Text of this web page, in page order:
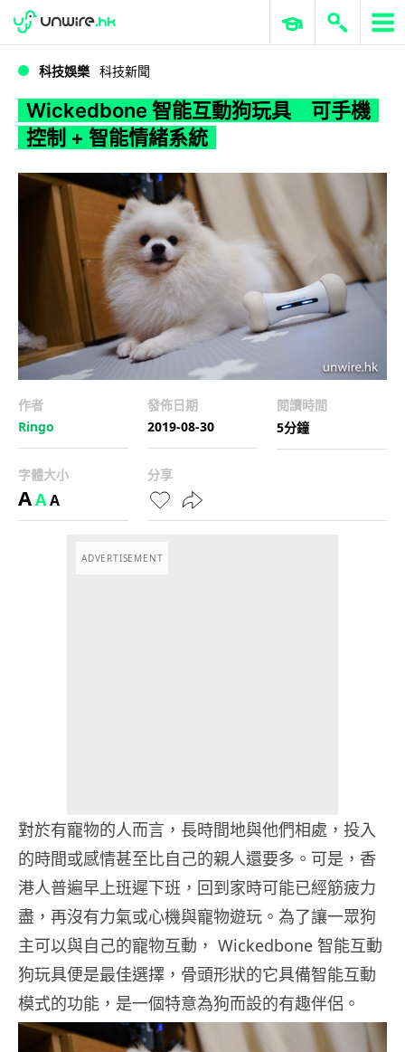
WWDC 2026 ERP 與商業 AI
科技娛樂 科技新聞
Wickedbone 智能互動狗玩具 可手機
控制 + 智能情緒系統
作者
Ringo
發佈日期
2019-08-30
閱讀時間
5分鐘
字體大小
AAA
分享
ADVERTISEMENT
對於有寵物的人而言，長時間地與他們相處，投入
的時間或感情甚至比自己的親人還要多。可是，香
港人普遍早上班遲下班，回到家時可能已經筋疲力
盡，再沒有力氣或心機與寵物遊玩。為了讓一眾狗
主可以與自己的寵物互動， Wickedbone 智能互動
狗玩具便是最佳選擇，骨頭形狀的它具備智能互動
模式的功能，是一個特意為狗而設的有趣伴侶。